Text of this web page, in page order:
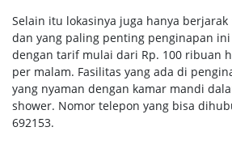
Selain itu lokasinya juga hanya
dan yang paling penting penginapan
dengan tarif mulai dari Rp. 100 ribuan
per malam. Fasilitas yang ada di
yang nyaman dengan kamar mandi
shower. Nomor telepon yang bisa
692153.